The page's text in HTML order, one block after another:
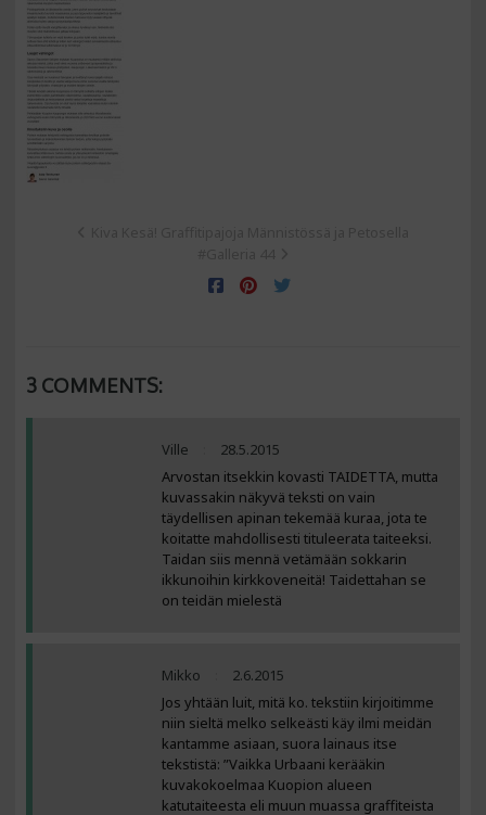
3 COMMENTS:
Ville
28.5.2015
Arvostan itsekkin kovasti TAIDETTA, mutta
kuvassakin näkyvä teksti on vain
täydellisen apinan tekemää kuraa, jota te
koitatte mahdollisesti tituleerata taiteeksi.
Taidan siis mennä vetämään sokkarin
ikkunoihin kirkkoveneitä! Taidettahan se
on teidän mielestä
Mikko
2.6.2015
Jos yhtään luit, mitä ko. tekstiin kirjoitimme
niin sieltä melko selkeästi käy ilmi meidän
kantamme asiaan, suora lainaus itse
tekstistä: ”Vaikka Urbaani kerääkin
kuvakokoelmaa Kuopion alueen
katutaiteesta eli muun muassa graffiteista